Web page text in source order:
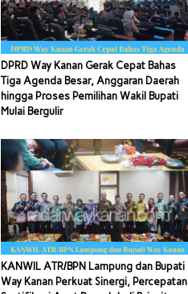
DPRD Way Kanan Gerak Cepat Bahas
Tiga Agenda Besar, Anggaran Daerah
hingga Proses Pemilihan Wakil Bupati
Mulai Bergulir
KANWIL ATR/BPN Lampung dan Bupati
Way Kanan Perkuat Sinergi, Percepatan